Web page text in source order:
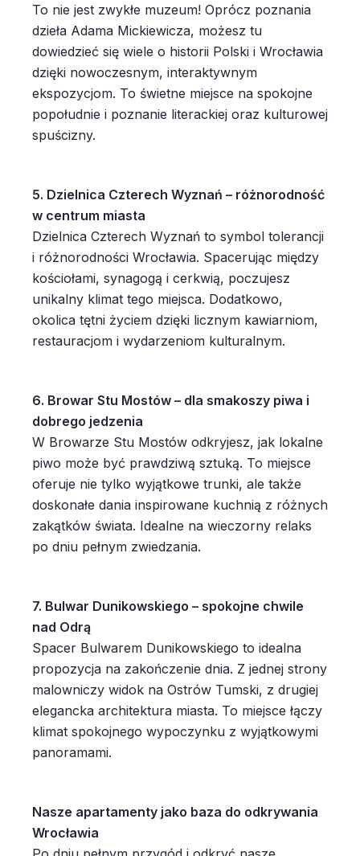
To nie jest zwykłe muzeum! Oprócz poznania
dzieła Adama Mickiewicza, możesz tu
dowiedzieć się wiele o historii Polski i Wrocławia
dzięki nowoczesnym, interaktywnym
ekspozycjom. To świetne miejsce na spokojne
popołudnie i poznanie literackiej oraz kulturowej
spuścizny.
5. Dzielnica Czterech Wyznań – różnorodność
w centrum miasta
Dzielnica Czterech Wyznań to symbol tolerancji
i różnorodności Wrocławia. Spacerując między
kościołami, synagogą i cerkwią, poczujesz
unikalny klimat tego miejsca. Dodatkowo,
okolica tętni życiem dzięki licznym kawiarniom,
restauracjom i wydarzeniom kulturalnym.
6. Browar Stu Mostów – dla smakoszy piwa i
dobrego jedzenia
W Browarze Stu Mostów odkryjesz, jak lokalne
piwo może być prawdziwą sztuką. To miejsce
oferuje nie tylko wyjątkowe trunki, ale także
doskonałe dania inspirowane kuchnią z różnych
zakątków świata. Idealne na wieczorny relaks
po dniu pełnym zwiedzania.
7. Bulwar Dunikowskiego – spokojne chwile
nad Odrą
Spacer Bulwarem Dunikowskiego to idealna
propozycja na zakończenie dnia. Z jednej strony
malowniczy widok na Ostrów Tumski, z drugiej
elegancka architektura miasta. To miejsce łączy
klimat spokojnego wypoczynku z wyjątkowymi
panoramami.
Nasze apartamenty jako baza do odkrywania
Wrocławia